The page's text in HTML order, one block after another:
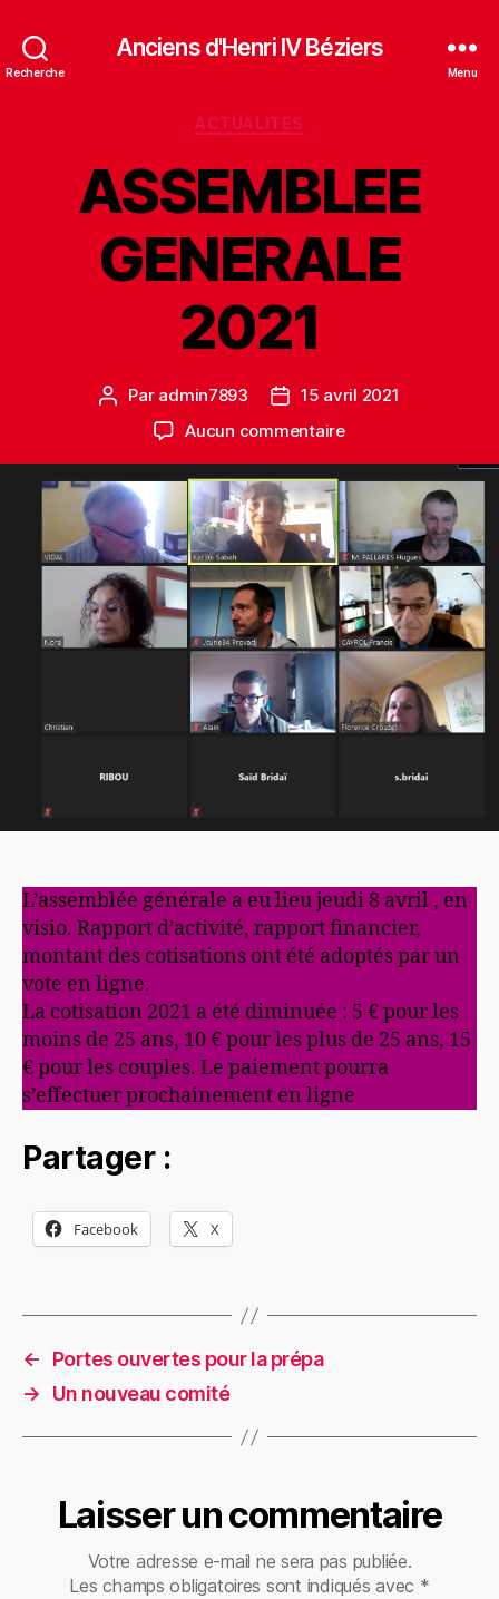
Recherche
Anciens d'Henri IV Béziers
Menu
Catégories
ACTUALITES
ASSEMBLEE
GENERALE
2021
Auteur
l’article
Par admin7893
Date15 avril 2021
Aucun commentairesur
GENERALE
2021
L’assemblée générale a eu lieu jeudi 8 avril , en
visio. Rapport d’activité, rapport financier,
montant des cotisations ont été adoptés par un
vote en ligne.
La cotisation 2021 a été diminuée : 5 € pour les
moins de 25 ans, 10 € pour les plus de 25 ans, 15
€ pour les couples. Le paiement pourra
s’effectuer prochainement en ligne
Partager :
Facebook X
←
Portes ouvertes pour la prépa
→
Un nouveau comité
Laisser un commentaire
Votre adresse e-mail ne sera pas publiée.
Les champs obligatoires sont indiqués avec *